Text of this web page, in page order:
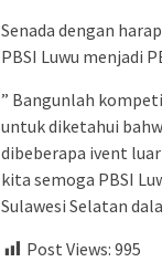
Senada dengan
PBSI Luwu menjadi
” Bangunlah
untuk diketahui
dibeberapa ivent
kita semoga PBSI
Sulawesi Selatan
Post Views: 995